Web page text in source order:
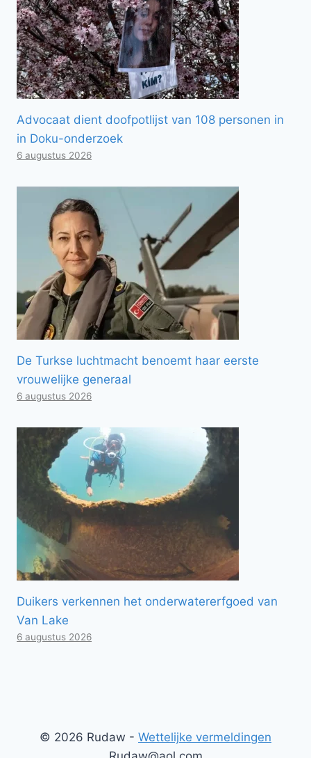
Advocaat dient doofpotlijst van 108 personen in
in Doku-onderzoek
6 augustus 2026
De Turkse luchtmacht benoemt haar eerste
vrouwelijke generaal
6 augustus 2026
Duikers verkennen het onderwatererfgoed van
Van Lake
6 augustus 2026
© 2026 Rudaw - Wettelijke vermeldingen